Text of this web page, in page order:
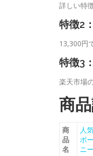
詳しい特
特徴2
13,300円
特徴3
楽天市場
商
商
品
名
人
ポ
ニ